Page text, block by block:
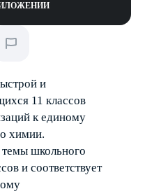
и
11 классов
к единому
химии.
школьного
и соответствует